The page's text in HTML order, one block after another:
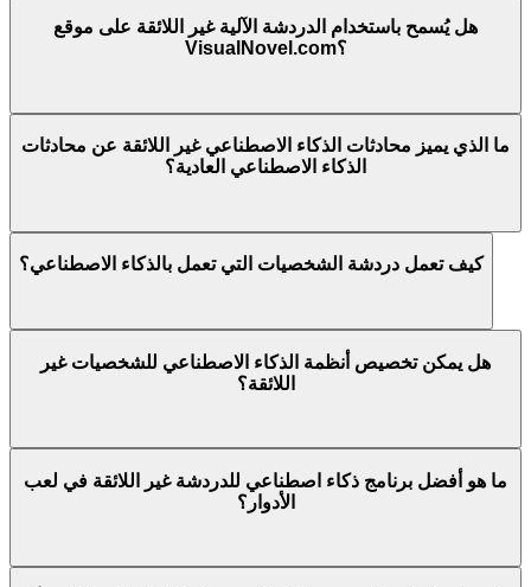
هل يُسمح باستخدام الدردشة الآلية غير اللائقة على موقع
VisualNovel.com؟
ما الذي يميز محادثات الذكاء الاصطناعي غير اللائقة عن محادثات
الذكاء الاصطناعي العادية؟
كيف تعمل دردشة الشخصيات التي تعمل بالذكاء الاصطناعي؟
هل يمكن تخصيص أنظمة الذكاء الاصطناعي للشخصيات غير
اللائقة؟
ما هو أفضل برنامج ذكاء اصطناعي للدردشة غير اللائقة في لعب
الأدوار؟